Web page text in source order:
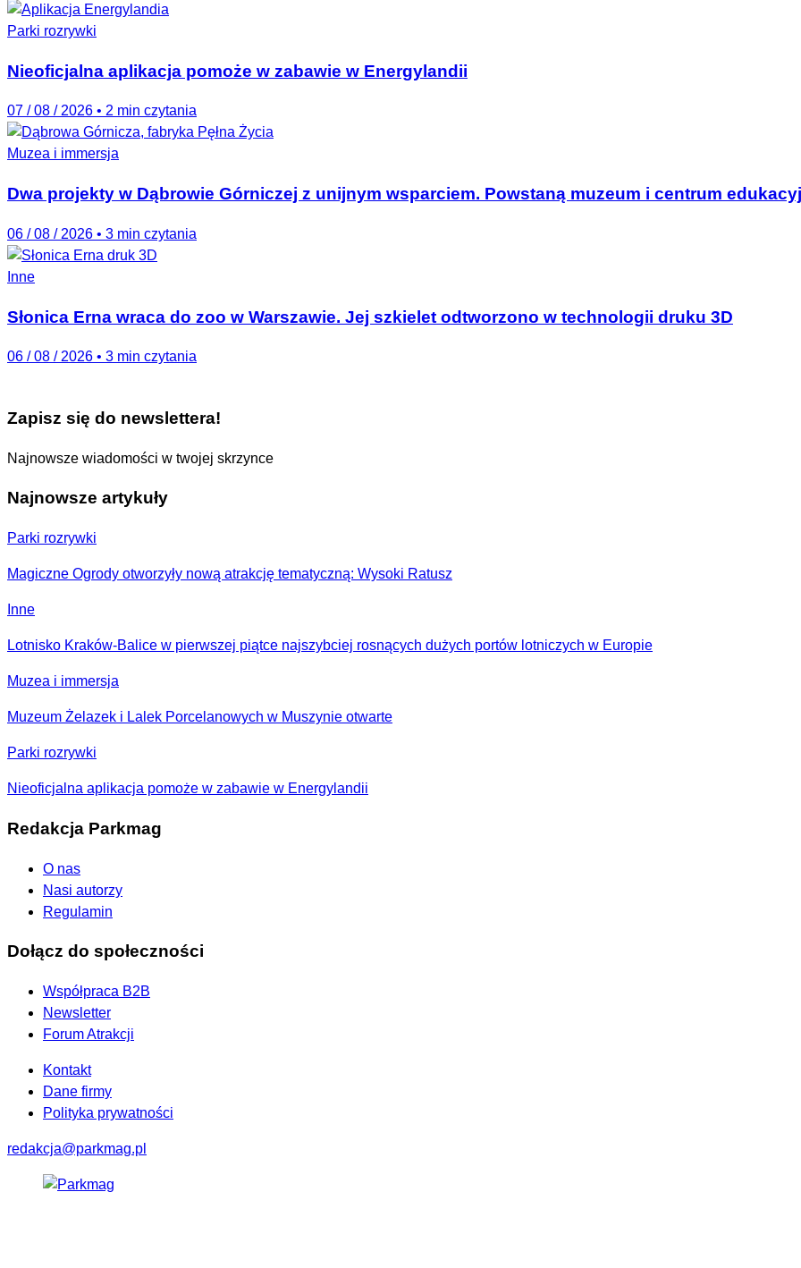
Parki rozrywki
Nieoficjalna aplikacja pomoże w zabawie w Energylandii
07 / 08 / 2026 • 2 min czytania
Muzea i immersja
Dwa projekty w Dąbrowie Górniczej z unijnym wsparciem. Powstaną muzeum i centrum
06 / 08 / 2026 • 3 min czytania
Inne
Słonica Erna wraca do zoo w Warszawie. Jej szkielet odtworzono w technologii druku 3D
06 / 08 / 2026 • 3 min czytania
Zapisz się do newslettera!
Najnowsze wiadomości w twojej skrzynce
Najnowsze artykuły
Parki rozrywki
Magiczne Ogrody otworzyły nową atrakcję tematyczną: Wysoki Ratusz
Inne
Lotnisko Kraków-Balice w pierwszej piątce najszybciej rosnących dużych portów lotniczych w Europie
Muzea i immersja
Muzeum Żelazek i Lalek Porcelanowych w Muszynie otwarte
Parki rozrywki
Nieoficjalna aplikacja pomoże w zabawie w Energylandii
Redakcja Parkmag
O nas
Nasi autorzy
Regulamin
Dołącz do społeczności
Współpraca B2B
Newsletter
Forum Atrakcji
Kontakt
Dane firmy
Polityka prywatności
redakcja@parkmag.pl